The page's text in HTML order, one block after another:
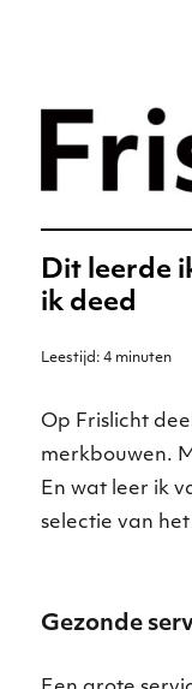
Dit leerde
ik deed
Leestijd:4 minuten
Op Frislicht
merkbouwen.
En wat leer ik
selectie van
Gezonde